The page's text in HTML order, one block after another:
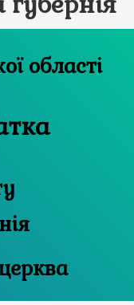
Сумської області